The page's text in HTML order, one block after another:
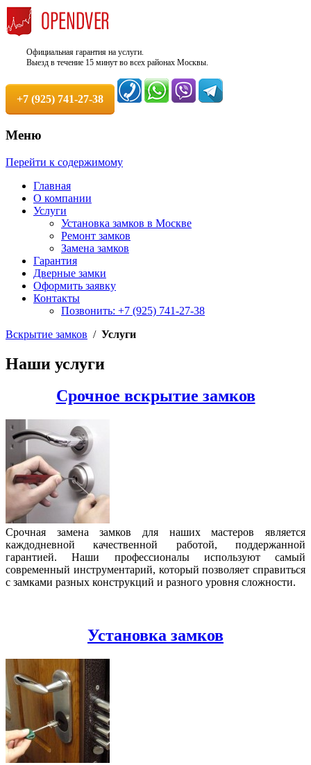
Официальная гарантия на услуги.
Выезд в течение 15 минут во всех районах Москвы.
+7 (925) 741-27-38
Служба вскрытия и ремонта
замков +7 (925) 741-27-38
Круглосуточно. 100% Гарантия!
Меню
Перейти к содержимому
Главная
О компании
Услуги
Установка замков в Москве
Ремонт замков
Замена замков
Гарантия
Дверные замки
Оформить заявку
Контакты
Позвонить: +7 (925) 741-27-38
Вскрытие замков / Услуги
Наши услуги
Срочное вскрытие замков
Срочная замена замков для наших мастеров является
каждодневной качественной работой, поддержанной
гарантией. Наши профессионалы используют самый
современный инструментарий, который позволяет справиться
с замками разных конструкций и разного уровня сложности.
Установка замков